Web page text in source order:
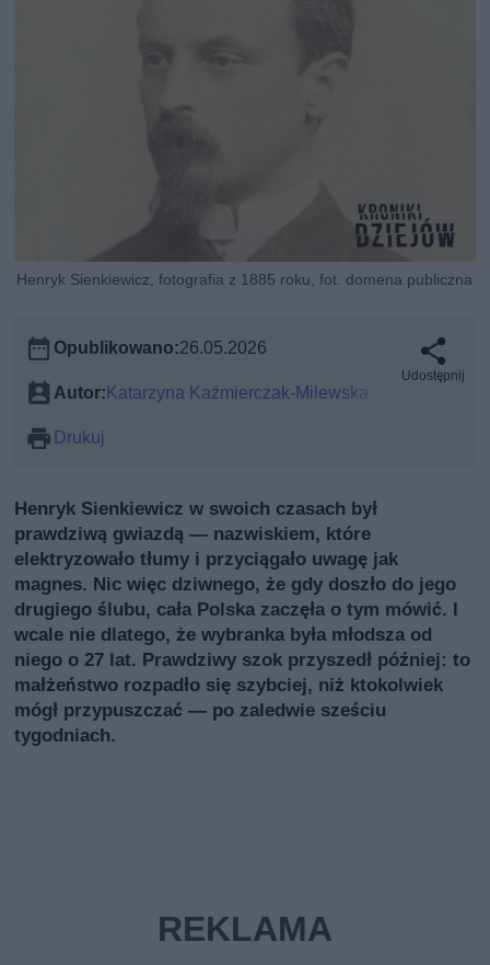
Henryk Sienkiewicz, fotografia z 1885 roku, fot. domena publiczna
Opublikowano:26.05.2026
Autor:Katarzyna Kaźmierczak-Milewska
Drukuj
Udostępnij
Henryk Sienkiewicz w swoich czasach był
prawdziwą gwiazdą — nazwiskiem, które
elektryzowało tłumy i przyciągało uwagę jak
magnes. Nic więc dziwnego, że gdy doszło do jego
drugiego ślubu, cała Polska zaczęła o tym mówić. I
wcale nie dlatego, że wybranka była młodsza od
niego o 27 lat. Prawdziwy szok przyszedł później: to
małżeństwo rozpadło się szybciej, niż ktokolwiek
mógł przypuszczać — po zaledwie sześciu
tygodniach.